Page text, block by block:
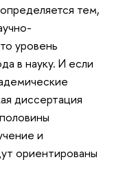
тем,
уровень
в науку. И если
диссертация
и
ориентированы